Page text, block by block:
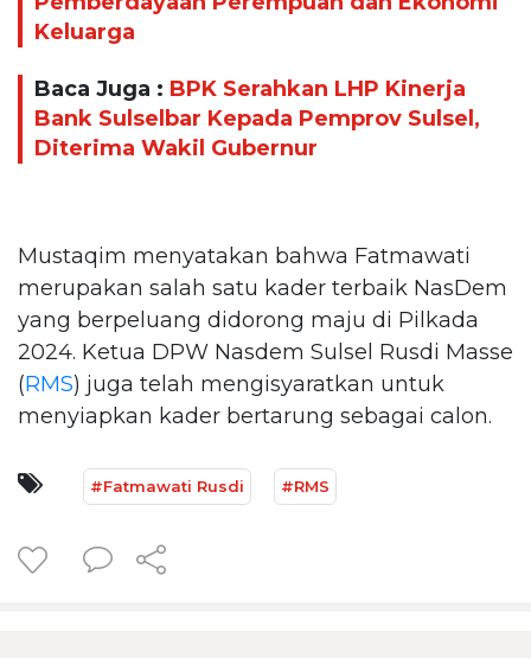
Keluarga
Baca Juga : BPK Serahkan LHP Kinerja
Bank Sulselbar Kepada Pemprov Sulsel,
Diterima Wakil Gubernur
Mustaqim menyatakan bahwa Fatmawati
merupakan salah satu kader terbaik NasDem
yang berpeluang didorong maju di Pilkada
2024. Ketua DPW Nasdem Sulsel Rusdi Masse
(RMS) juga telah mengisyaratkan untuk
menyiapkan kader bertarung sebagai calon.
#Fatmawati Rusdi #RMS